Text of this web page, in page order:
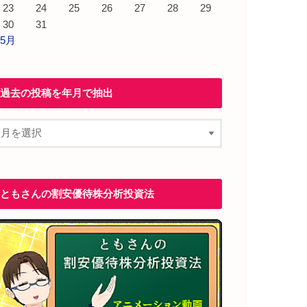
23 24 25 26 27 28
29
30
31
月
過去の投稿を年月で抽出
ともさんの割安優待株分析投資法